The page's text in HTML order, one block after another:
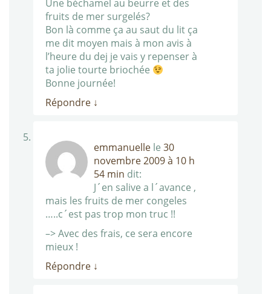
Une béchamel au beurre et des
fruits de mer surgelés?
Bon là comme ça au saut du lit ça
me dit moyen mais à mon avis à
l’heure du dej je vais y repenser à
ta jolie tourte briochée
Bonne journée!
Répondre ↓
emmanuelle le 30
novembre 2009 à 10 h
54 min dit:
J´en salive a l´avance ,
mais les fruits de mer congeles
…..c´est pas trop mon truc !!
–> Avec des frais, ce sera encore
mieux !
Répondre ↓